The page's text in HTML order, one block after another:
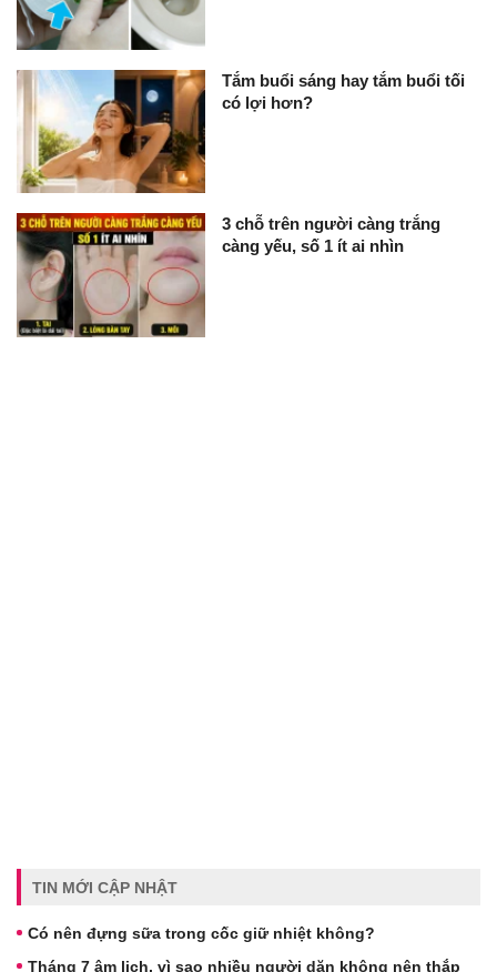
Tắm buổi sáng hay tắm buổi tối
có lợi hơn?
3 chỗ trên người càng trắng
càng yếu, số 1 ít ai nhìn
TIN MỚI CẬP NHẬT
Có nên đựng sữa trong cốc giữ nhiệt không?
Tháng 7 âm lịch, vì sao nhiều người dặn không nên thắp